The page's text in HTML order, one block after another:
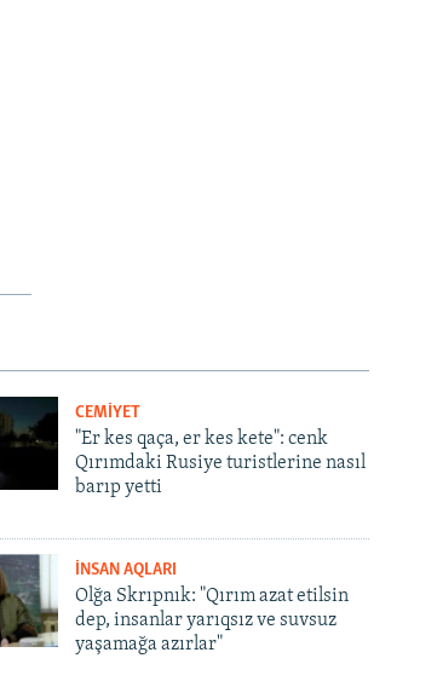
CEMİYET
"Er kes qaça, er kes kete": cenk
Qırımdaki Rusiye turistlerine nasıl
barıp yetti
İNSAN AQLARI
Olğa Skrıpnık: "Qırım azat etilsin
dep, insanlar yarıqsız ve suvsuz
yaşamağa azırlar"